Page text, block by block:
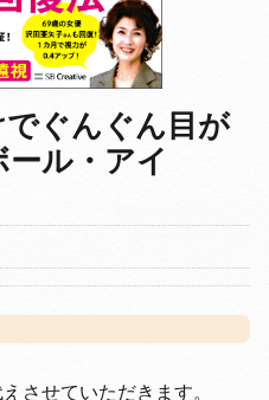
でぐんぐん目が
ル・アイ
させていただきます。